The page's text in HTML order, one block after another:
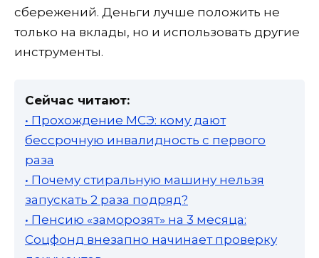
сбережений. Деньги лучше положить не
только на вклады, но и использовать другие
инструменты.
Сейчас читают:
• Прохождение МСЭ: кому дают
бессрочную инвалидность с первого
раза
• Почему стиральную машину нельзя
запускать 2 раза подряд?
• Пенсию «заморозят» на 3 месяца:
Соцфонд внезапно начинает проверку